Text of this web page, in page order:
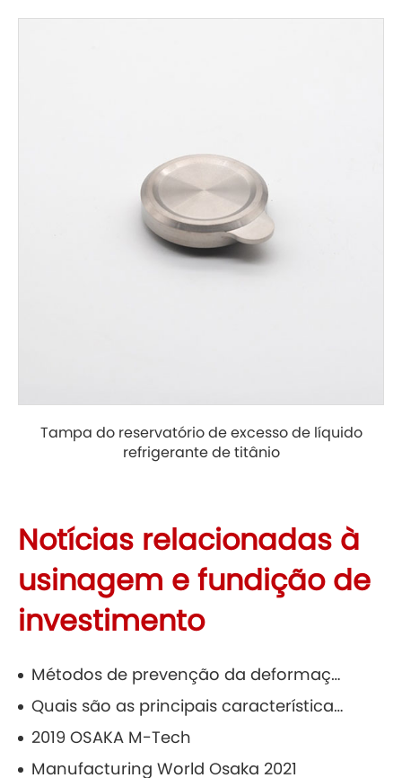
Tampa do reservatório de excesso de líquido
refrigerante de titânio
Notícias relacionadas à
usinagem e fundição de
investimento
Métodos de prevenção da deformação de fundições de cobre e razões para escovar
Quais são as principais características da fundição de espuma perdida?
2019 OSAKA M-Tech
Manufacturing World Osaka 2021